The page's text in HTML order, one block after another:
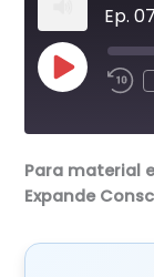
REPRODUCIR
EPISODIO
Para material
Expande